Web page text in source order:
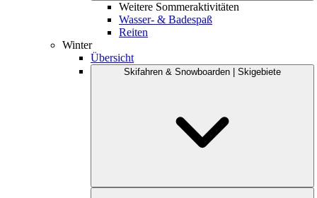
Weitere Sommeraktivitäten
Wasser- & Badespaß
Reiten
Winter
Übersicht
Skifahren & Snowboarden | Skigebiete